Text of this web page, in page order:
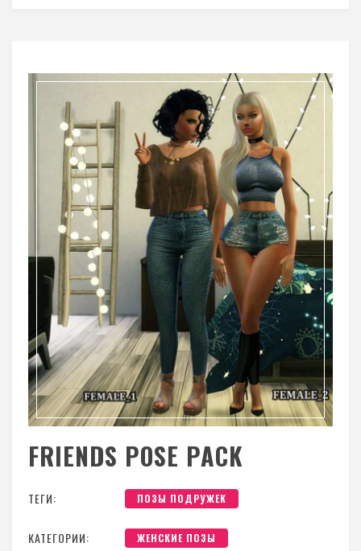
FRIENDS POSE PACK
ТЕГИ: ПОЗЫ ПОДРУЖЕК
КАТЕГОРИИ: ЖЕНСКИЕ ПОЗЫ